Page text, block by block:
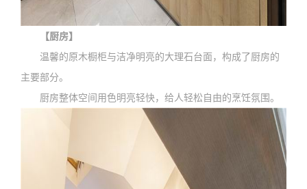
【厨房】
温馨的原木橱柜与洁净明亮的大理石台面，构成了厨房的
主要部分。
厨房整体空间用色明亮轻快，给人轻松自由的烹饪氛围。